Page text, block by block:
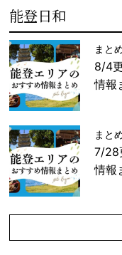
能登日和
まと
8/4
情報
まと
7/28
情報